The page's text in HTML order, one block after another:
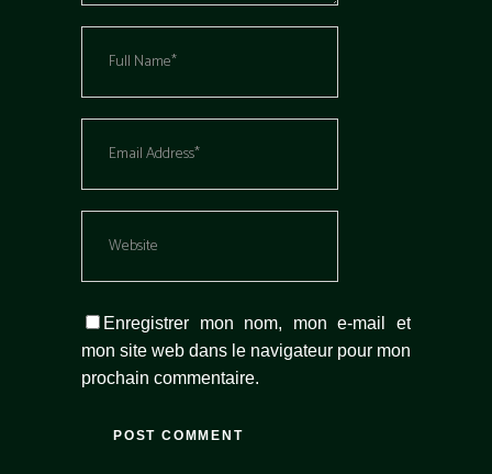
Enregistrer mon nom, mon e-mail et
mon site web dans le navigateur pour mon
prochain commentaire.